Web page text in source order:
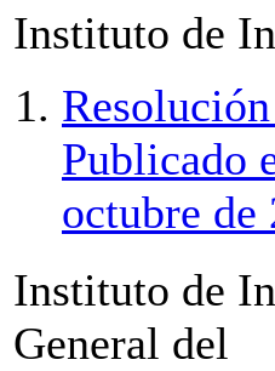
Instituto de
Publicado
octubre de
Instituto de
General del